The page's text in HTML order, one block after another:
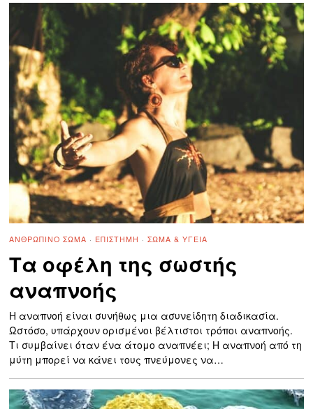
ΑΝΘΡΏΠΙΝΟ ΣΏΜΑ · ΕΠΙΣΤΉΜΗ · ΣΏΜΑ & ΥΓΕΊΑ
Τα οφέλη της σωστής
αναπνοής
Η αναπνοή είναι συνήθως μια ασυνείδητη διαδικασία.
Ωστόσο, υπάρχουν ορισμένοι βέλτιστοι τρόποι αναπνοής.
Τι συμβαίνει όταν ένα άτομο αναπνέει; Η αναπνοή από τη
μύτη μπορεί να κάνει τους πνεύμονες να…